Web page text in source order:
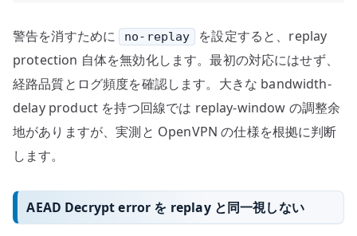
警告を消すために no-replay
を設定すると、replay
protection 自体を無効化します。最初の対応にはせず、
経路品質とログ頻度を確認します。大きな bandwidth-
delay product を持つ回線では replay-window の調整余
地がありますが、実測と OpenVPN の仕様を根拠に判断
します。
AEAD Decrypt error を replay と同一視しない